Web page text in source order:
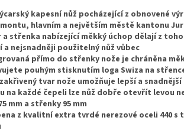
kapesní nůž pocházející z obnovené
hlavním a největším městě kantonu
střenka nabízející měkký úchop dělají z
nejsnadněji použitelný nůž vůbec
přímo do střenky nože je chráněna
pouhým stisknutím loga Swiza na
tvar nože umožňuje lepší a
na každé čepeli lze nůž dobře otevřít levou
mm a střenky 95 mm
z kvalitní extra tvrdé nerezové oceli 440 s